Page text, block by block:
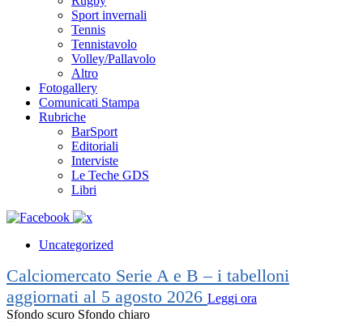
Sport invernali
Tennis
Tennistavolo
Volley/Pallavolo
Altro
Fotogallery
Comunicati Stampa
Rubriche
BarSport
Editoriali
Interviste
Le Teche GDS
Libri
Uncategorized
Calciomercato Serie A e B – i tabelloni
aggiornati al 5 agosto 2026 Leggi ora
Sfondo scuro Sfondo chiaro